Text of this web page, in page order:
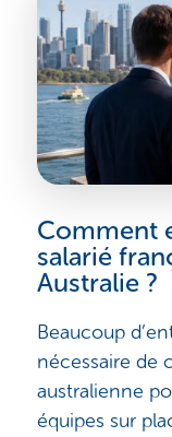
Comment
salarié
Australie ?
Beaucoup
nécessaire de
australienne
équipes sur